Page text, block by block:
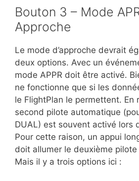
Bouton 3 – Mode
Approche
Le mode d’approche devrait
deux options. Avec un
mode APPR doit être activé.
ne fonctionne que si les
le FlightPlan le permettent. En
second pilote automatique
DUAL) est souvent activé lors
Pour cette raison, un appui
doit allumer le deuxième
Mais il y a trois options ici :